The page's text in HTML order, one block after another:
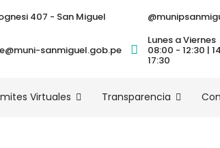
407 - San Miguel
sanmiguel.gob.pe
Lunes a Viernes
08:00 - 12:30 |
17:30
Virtuales Transparencia